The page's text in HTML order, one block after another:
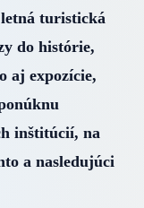
turistická
do histórie,
aj expozície,
inštitúcií, na
a nasledujúci